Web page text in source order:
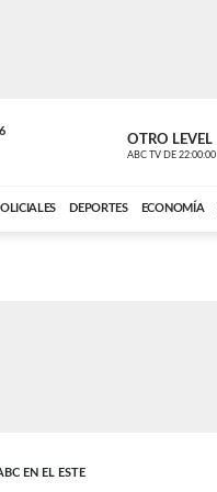
OTRO LEVEL
ABC TV DE 22:00:00
DEPORTES ECONOMÍA
EN EL ESTE